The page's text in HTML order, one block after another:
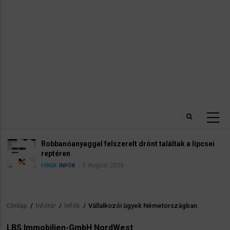
Robbanóanyaggal felszerelt drónt találtak a lipcsei
reptéren
HÍREK INFÓK 5 August 2026
Morzsa
Címlap / Infótár / Infók / Vállalkozói ügyek Németországban
LBS Immobilien-GmbH NordWest